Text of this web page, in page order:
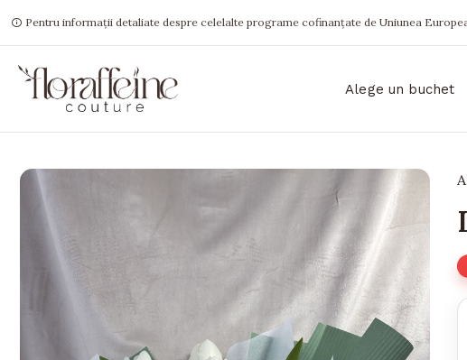
Pentru informații detaliate despre celelalte programe cofinanțate de Uniunea
Alege un buchet